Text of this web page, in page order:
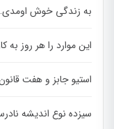
به زندگی خوش
این موارد را هر روز به
استیو جابز و هفت
سيزده نوع انديشه